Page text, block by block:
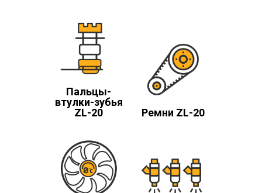
Пальцы-
втулки-зубья
ZL-20
Ремни ZL-20